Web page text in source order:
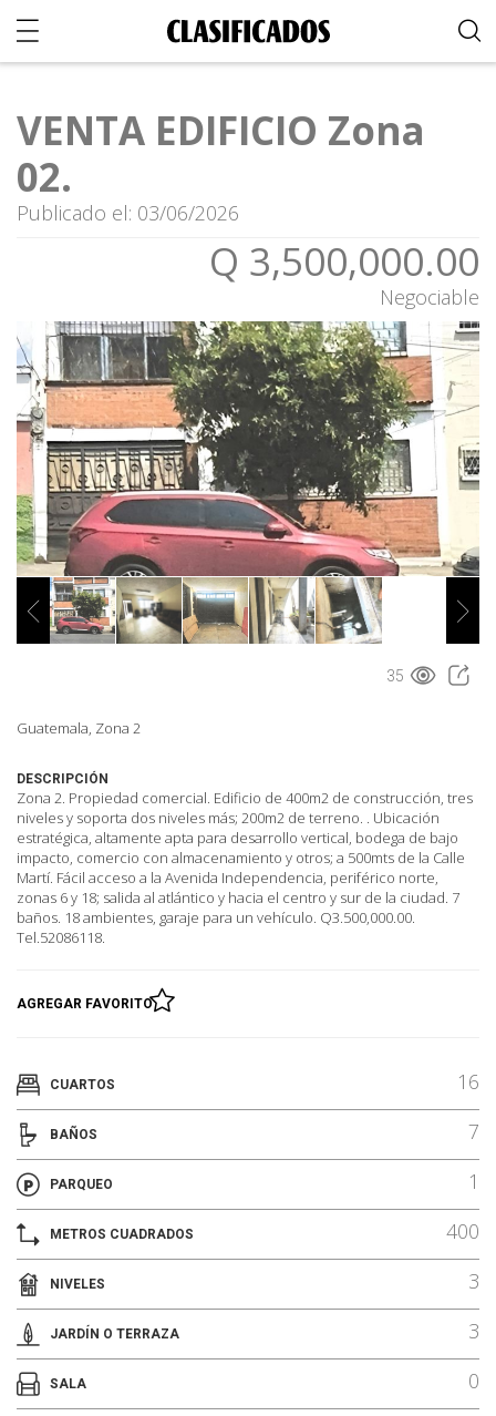
VENTA EDIFICIO Zona
02.
Publicado el: 03/06/2026
Q 3,500,000.00
Negociable
35
Guatemala, Zona 2
DESCRIPCIÓN
Zona 2. Propiedad comercial. Edificio de 400m2 de construcción, tres
niveles y soporta dos niveles más; 200m2 de terreno. . Ubicación
estratégica, altamente apta para desarrollo vertical, bodega de bajo
impacto, comercio con almacenamiento y otros; a 500mts de la Calle
Martí. Fácil acceso a la Avenida Independencia, periférico norte,
zonas 6 y 18; salida al atlántico y hacia el centro y sur de la ciudad. 7
baños. 18 ambientes, garaje para un vehículo. Q3.500,000.00.
Tel.52086118.
AGREGAR FAVORITO
CUARTOS 16
BAÑOS 7
PARQUEO 1
METROS CUADRADOS 400
NIVELES 3
JARDÍN O TERRAZA 3
SALA 0